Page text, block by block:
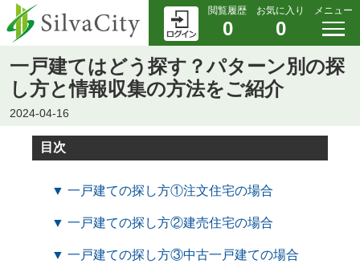
閲覧履歴
0
お気に入り
0
メニュー
一戸建てはどう探す？パターン別の探
し方と情報収集の方法をご紹介
2024-04-16
目次
▼ 一戸建ての探し方①注文住宅の場合
▼ 一戸建ての探し方②建売住宅の場合
▼ 一戸建ての探し方③中古一戸建ての場合